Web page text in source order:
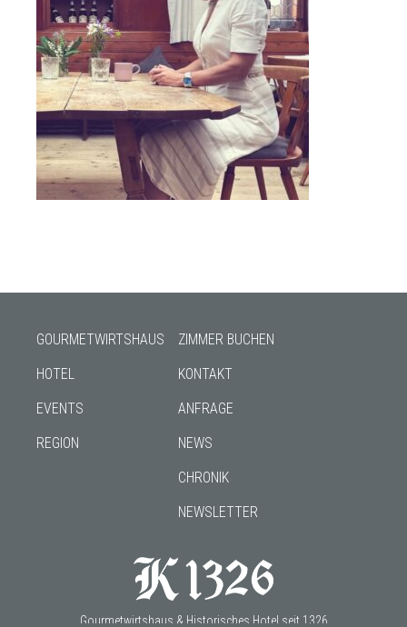
GOURMETWIRTSHAUS
HOTEL
EVENTS
REGION
ZIMMER BUCHEN
KONTAKT
ANFRAGE
NEWS
CHRONIK
NEWSLETTER
Gourmetwirtshaus & Historisches Hotel seit 1326